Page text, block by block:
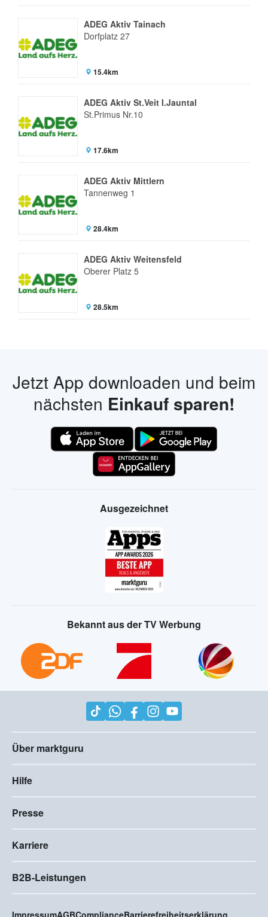
ADEG Aktiv Tainach
Dorfplatz 27
15.4km
ADEG Aktiv St.Veit I.Jauntal
St.Primus Nr.10
17.6km
ADEG Aktiv Mittlern
Tannenweg 1
28.4km
ADEG Aktiv Weitensfeld
Oberer Platz 5
28.5km
Jetzt App downloaden und beim
nächsten Einkauf sparen!
Ausgezeichnet
Bekannt aus der TV Werbung
Über marktguru
Hilfe
Presse
Karriere
B2B-Leistungen